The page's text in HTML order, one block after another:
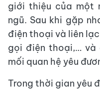
giới thiệu của một
ngũ. Sau khi gặp
điện thoại và liên
gọi điện thoại,… và
mối quan hệ yêu
Trong thời gian yêu